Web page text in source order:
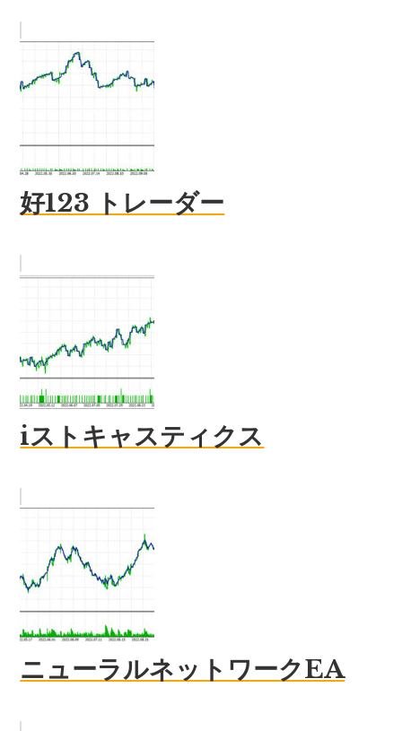
好123 トレーダー
iストキャスティクス
ニューラルネットワークEA